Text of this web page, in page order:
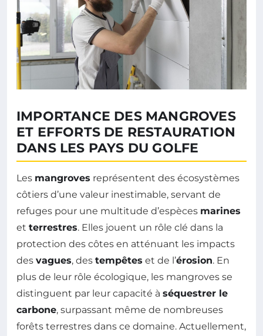
IMPORTANCE DES MANGROVES
ET EFFORTS DE RESTAURATION
DANS LES PAYS DU GOLFE
Les mangroves représentent des écosystèmes
côtiers d’une valeur inestimable, servant de
refuges pour une multitude d’espèces marines
et terrestres. Elles jouent un rôle clé dans la
protection des côtes en atténuant les impacts
des vagues, des tempêtes et de l’érosion. En
plus de leur rôle écologique, les mangroves se
distinguent par leur capacité à séquestrer le
carbone, surpassant même de nombreuses
forêts terrestres dans ce domaine. Actuellement,